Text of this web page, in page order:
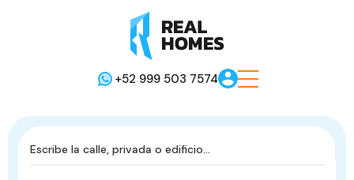
+52 999 503 7574